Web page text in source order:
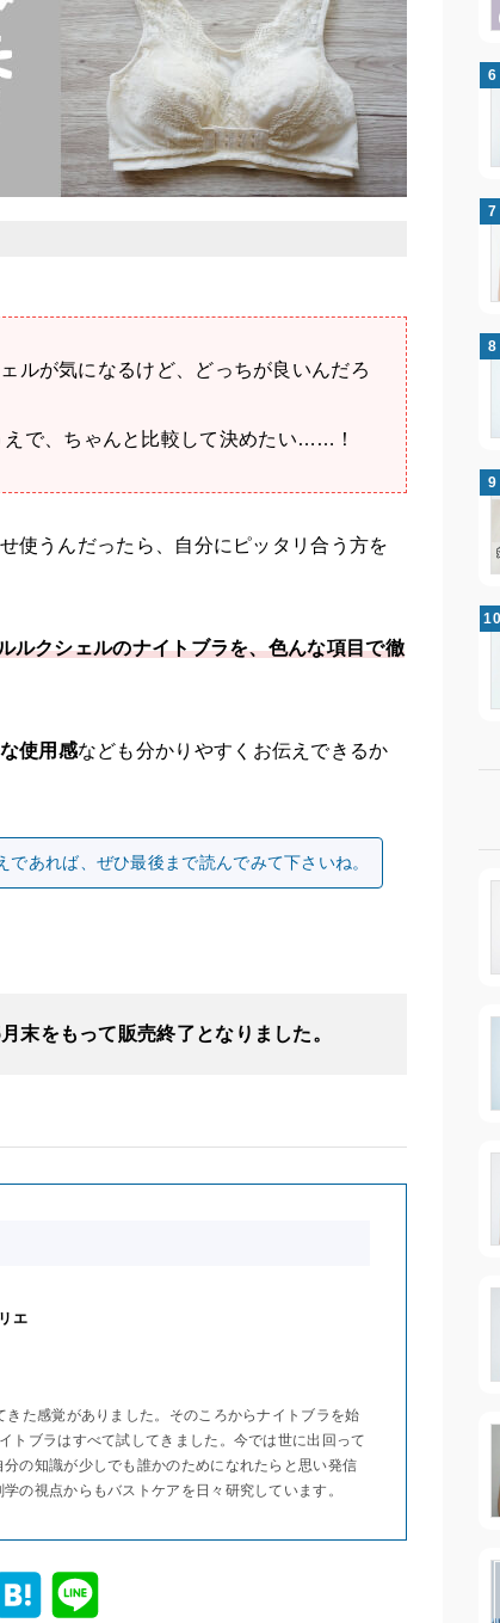
ルが気になるけど、どっちが良いんだろ
で、ちゃんと比較して決めたい……！
使うんだったら、自分にピッタリ合う方を
ルクシェルのナイトブラを、色んな項目で徹
使用感なども分かりやすくお伝えできるか
あれば、ぜひ最後まで読んでみて下さいね。
末をもって販売終了となりました。
エ
た感覚がありました。そのころからナイトブラを始
トブラはすべて試してきました。今では世に出回って
の知識が少しでも誰かのためになれたらと思い発信
の視点からもバストケアを日々研究しています。
H